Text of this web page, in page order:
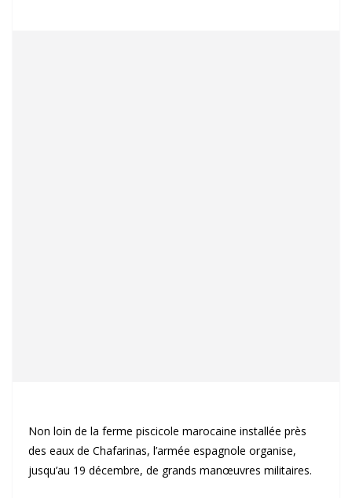
Non loin de la ferme piscicole marocaine installée près
des eaux de Chafarinas, l’armée espagnole organise,
jusqu’au 19 décembre, de grands manœuvres militaires.